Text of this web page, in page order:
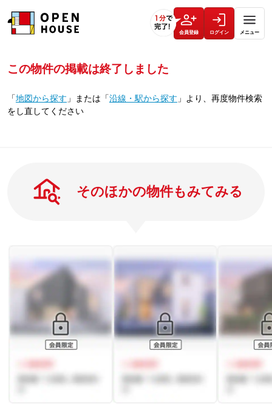
会員登録 ログイン メニュー
この物件の掲載は終了しました
「地図から探す 」 または 「沿線・駅から探す 」 より、再度物件検索
をし直してください
そのほかの物件もみてみる